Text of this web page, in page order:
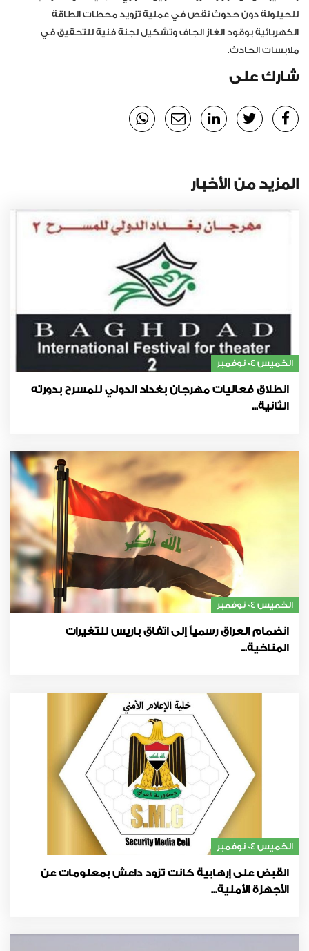
للحيلولة دون حدوث نقص في عملية تزويد محطات الطاقة
الكهربائية بوقود الغاز الجاف وتشكيل لجنة فنية للتحقيق في
ملابسات الحادث.
شارك على
المزيد من الأخبار
الخميس 04 نوفمبر
انطلاق فعاليات مهرجان بغداد الدولي للمسرح بدورته
الثانية...
الخميس 04 نوفمبر
انضمام العراق رسمياً إلى اتفاق باريس للتغيرات
المناخية...
الخميس 04 نوفمبر
القبض على إرهابية كانت تزود داعش بمعلومات عن
الأجهزة الأمنية...